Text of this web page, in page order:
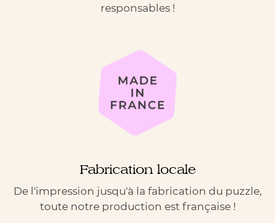
responsables !
Fabrication locale
De l'impression jusqu'à la fabrication du puzzle,
toute notre production est française !